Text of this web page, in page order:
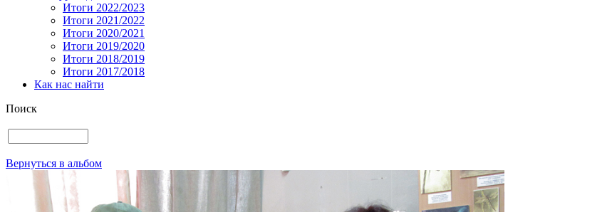
Итоги 2022/2023
Итоги 2021/2022
Итоги 2020/2021
Итоги 2019/2020
Итоги 2018/2019
Итоги 2017/2018
Как нас найти
Поиск
Вернуться в альбом